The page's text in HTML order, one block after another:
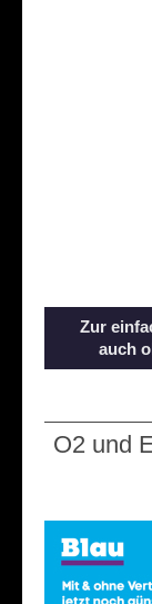
Zur
auch
O2 und